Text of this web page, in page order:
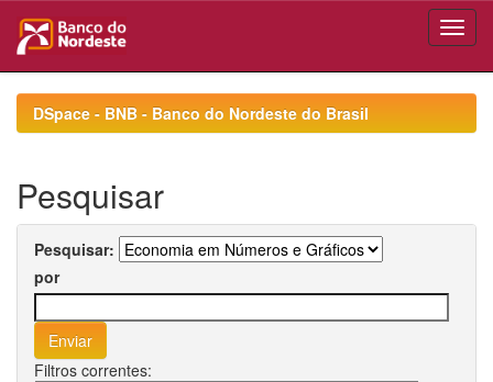
navigationDSpace - BNB - Banco do Nordeste do Brasil
Pesquisar
Pesquisar:
por
Filtros correntes: